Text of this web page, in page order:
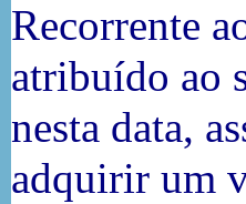
Recorrente
atribuído ao
nesta data,
adquirir um